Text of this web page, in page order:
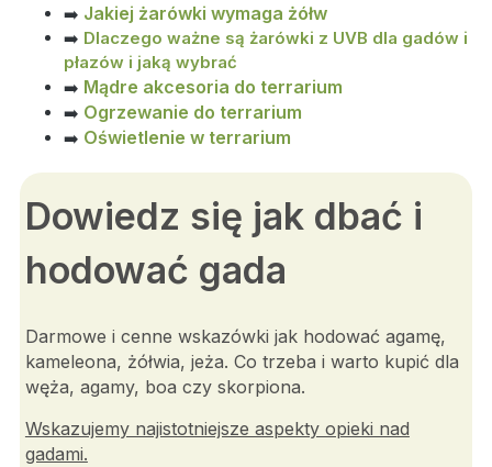
➡️ Jakiej żarówki wymaga żółw
➡️ Dlaczego ważne są żarówki z UVB dla gadów i
płazów i jaką wybrać
➡️ Mądre akcesoria do terrarium
➡️ Ogrzewanie do terrarium
➡️ Oświetlenie w terrarium
Dowiedz się jak dbać i
hodować gada
Darmowe i cenne wskazówki jak hodować agamę,
kameleona, żółwia, jeża. Co trzeba i warto kupić dla
węża, agamy, boa czy skorpiona.
Wskazujemy najistotniejsze aspekty opieki nad
gadami.